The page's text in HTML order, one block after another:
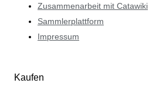
Zusammenarbeit mit Catawiki
Sammlerplattform
Impressum
Kaufen